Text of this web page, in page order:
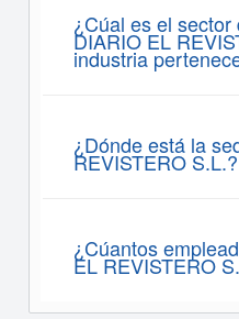
¿Cúal es el
DIARIO EL
industria
¿Dónde está la
REVISTERO S.L.?
¿Cúantos
EL REVISTERO